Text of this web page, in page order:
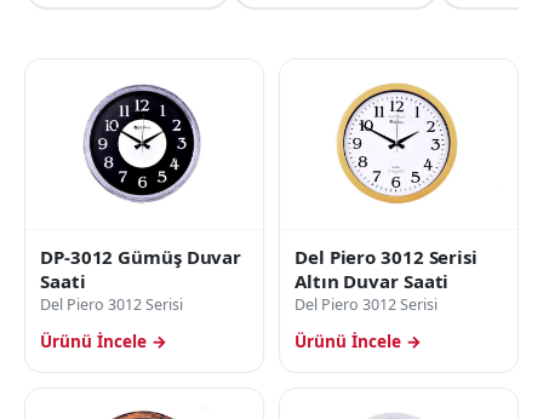
DP-3012 Gümüş Duvar
Saati
Del Piero 3012 Serisi
Ürünü İncele →
Del Piero 3012 Serisi
Altın Duvar Saati
Del Piero 3012 Serisi
Ürünü İncele →